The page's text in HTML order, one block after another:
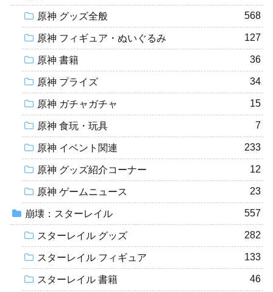
原神 グッズ全般 568
原神 フィギュア・ぬいぐるみ 127
原神 書籍 36
原神 プライズ 34
原神 ガチャガチャ 15
原神 食玩・玩具 7
原神 イベント関連 233
原神 グッズ紹介コーナー 12
原神 ゲームニュース 23
崩壊：スターレイル 557
スターレイル グッズ 282
スターレイル フィギュア 133
スターレイル 書籍 46